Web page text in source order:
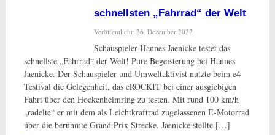
schnellsten „Fahrrad“ der Welt
Veröffentlicht: 26. Dezember 2022
Schauspieler Hannes Jaenicke testet das
schnellste „Fahrrad“ der Welt! Pure Begeisterung bei Hannes
Jaenicke. Der Schauspieler und Umweltaktivist nutzte beim e4
Testival die Gelegenheit, das eROCKIT bei einer ausgiebigen
Fahrt über den Hockenheimring zu testen. Mit rund 100 km/h
„radelte“ er mit dem als Leichtkraftrad zugelassenen E-Motorrad
über die berühmte Grand Prix Strecke. Jaenicke stellte […]